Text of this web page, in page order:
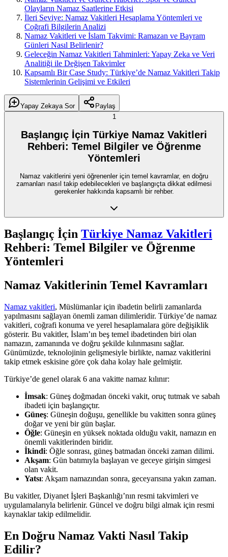
Olayların Namaz Saatlerine Etkisi
İleri Seviye: Namaz Vakitleri Hesaplama Yöntemleri ve
Coğrafi Bilgilerin Analizi
Namaz Vakitleri ve İslam Takvimi: Ramazan ve Bayram
Günleri Nasıl Belirlenir?
Geleceğin Namaz Vakitleri Tahminleri: Yapay Zeka ve Veri
Analitiği ile Değişen Takvimler
Kapsamlı Bir Case Study: Türkiye’de Namaz Vakitleri Takip
Sistemlerinin Gelişimi ve Etkileri
Yapay Zekaya Sor
Paylaş
1
Başlangıç İçin Türkiye Namaz Vakitleri
Rehberi: Temel Bilgiler ve Öğrenme
Yöntemleri
Namaz vakitlerini yeni öğrenenler için temel kavramlar, en doğru
zamanları nasıl takip edebilecekleri ve başlangıçta dikkat edilmesi
gerekenler hakkında kapsamlı bir rehber.
Başlangıç İçin Türkiye Namaz Vakitleri
Rehberi: Temel Bilgiler ve Öğrenme
Yöntemleri
Namaz Vakitlerinin Temel Kavramları
Namaz vakitleri, Müslümanlar için ibadetin belirli zamanlarda
yapılmasını sağlayan önemli zaman dilimleridir. Türkiye’de namaz
vakitleri, coğrafi konuma ve yerel hesaplamalara göre değişiklik
gösterir. Bu vakitler, İslam’ın beş temel ibadetinden biri olan
namazın, zamanında ve doğru şekilde kılınmasını sağlar.
Günümüzde, teknolojinin gelişmesiyle birlikte, namaz vakitlerini
takip etmek eskisine göre çok daha kolay hale gelmiştir.
Türkiye’de genel olarak 6 ana vakitte namaz kılınır:
İmsak: Güneş doğmadan önceki vakit, oruç tutmak ve sabah
ibadeti için başlangıçtır.
Güneş: Güneşin doğuşu, genellikle bu vakitten sonra güneş
doğar ve yeni bir gün başlar.
Öğle: Güneşin en yüksek noktada olduğu vakit, namazın en
önemli vakitlerinden biridir.
İkindi: Öğle sonrası, güneş batmadan önceki zaman dilimi.
Akşam: Gün batımıyla başlayan ve geceye girişin simgesi
olan vakit.
Yatsı: Akşam namazından sonra, geceyarısına yakın zaman.
Bu vakitler, Diyanet İşleri Başkanlığı’nın resmi takvimleri ve
uygulamalarıyla belirlenir. Güncel ve doğru bilgi almak için resmi
kaynaklar takip edilmelidir.
En Doğru Namaz Vakti Nasıl Takip
Edilir?